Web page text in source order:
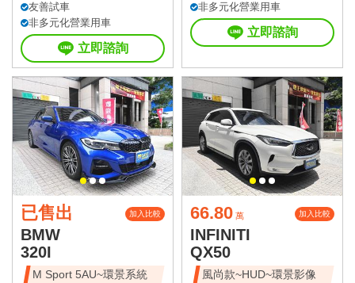
友善試車
非多元化營業用車
立即諮詢
非多元化營業用車
立即諮詢
已售出 加入比較
BMW
320I
M Sport 5AU~環景系統
66.80 萬 加入比較
INFINITI
QX50
風尚款~HUD~環景影像